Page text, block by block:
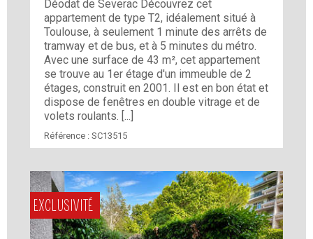
Déodat de Severac Découvrez cet
appartement de type T2, idéalement situé à
Toulouse, à seulement 1 minute des arrêts de
tramway et de bus, et à 5 minutes du métro.
Avec une surface de 43 m², cet appartement
se trouve au 1er étage d'un immeuble de 2
étages, construit en 2001. Il est en bon état et
dispose de fenêtres en double vitrage et de
volets roulants. [...]
Référence : SC13515
EXCLUSIVITÉ